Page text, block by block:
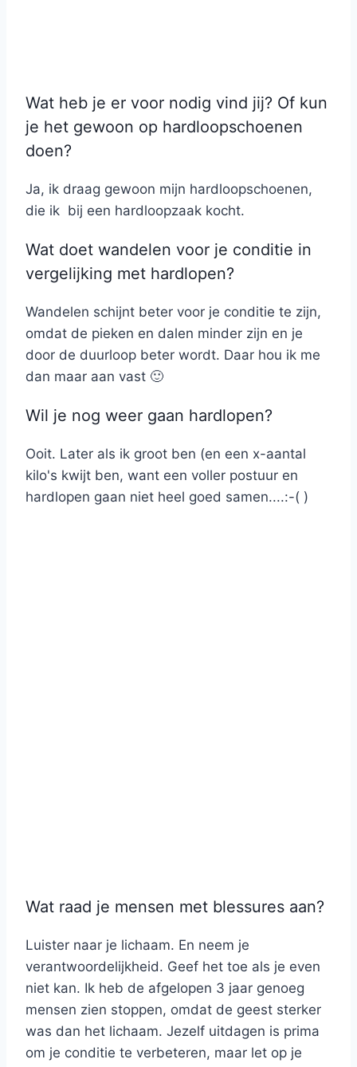
Wat heb je er voor nodig vind jij? Of kun
je het gewoon op hardloopschoenen
doen?
Ja, ik draag gewoon mijn hardloopschoenen,
die ik bij een hardloopzaak kocht.
Wat doet wandelen voor je conditie in
vergelijking met hardlopen?
Wandelen schijnt beter voor je conditie te zijn,
omdat de pieken en dalen minder zijn en je
door de duurloop beter wordt. Daar hou ik me
dan maar aan vast 🙂
Wil je nog weer gaan hardlopen?
Ooit. Later als ik groot ben (en een x-aantal
kilo's kwijt ben, want een voller postuur en
hardlopen gaan niet heel goed samen....:-( )
Wat raad je mensen met blessures aan?
Luister naar je lichaam. En neem je
verantwoordelijkheid. Geef het toe als je even
niet kan. Ik heb de afgelopen 3 jaar genoeg
mensen zien stoppen, omdat de geest sterker
was dan het lichaam. Jezelf uitdagen is prima
om je conditie te verbeteren, maar let op je